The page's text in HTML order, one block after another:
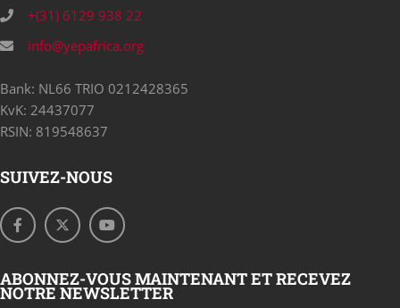
+(31) 6129 938 22
info@yepafrica.org
Bank: NL66 TRIO 0212428365
KvK: 24437077
RSIN: 819548637
SUIVEZ-NOUS
ABONNEZ-VOUS MAINTENANT ET RECEVEZ
NOTRE NEWSLETTER